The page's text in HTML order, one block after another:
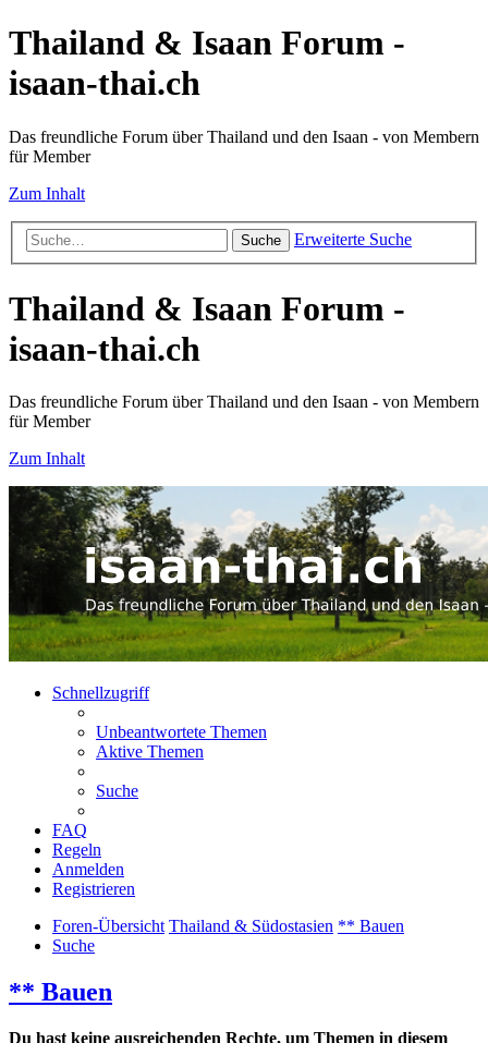
Thailand & Isaan Forum -
isaan-thai.ch
Das freundliche Forum über Thailand und den Isaan - von Membern
für Member
Zum Inhalt
Suche Erweiterte Suche
Thailand & Isaan Forum -
isaan-thai.ch
Das freundliche Forum über Thailand und den Isaan - von Membern
für Member
Zum Inhalt
Schnellzugriff
Unbeantwortete Themen
Aktive Themen
Suche
FAQ
Regeln
Anmelden
Registrieren
Foren-Übersicht Thailand & Südostasien ** Bauen
Suche
** Bauen
Du hast keine ausreichenden Rechte, um Themen in diesem